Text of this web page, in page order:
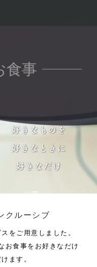
食事
クルーシブ
をご用意しました。
お食事をお好きなだけ
ます。